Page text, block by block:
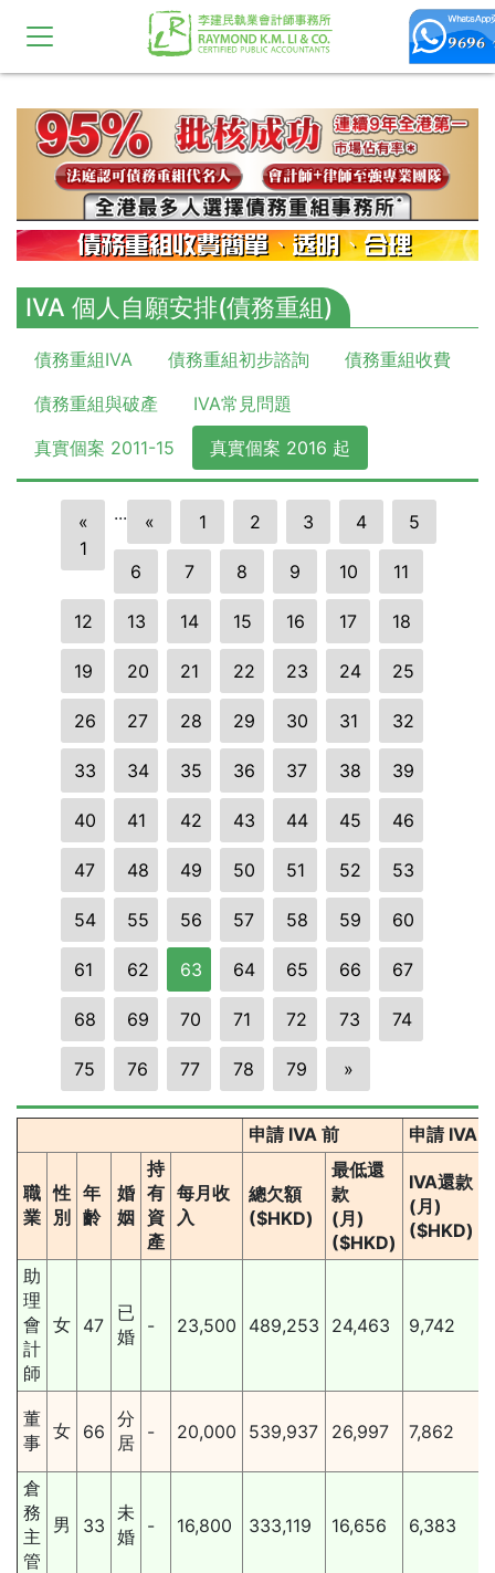
10,11,12,13,14,15,16,17,18,19,20
IVA 個人自願安排(債務重組)
債務重組IVA 債務重組初步諮詢
債務重組收費
債務重組與破產
IVA常見問題
真實個案 2011-15
真實個案 2016 起
«
1
... « 1 2 3 4 5
6 7 8 9 10 11
12 13 14 15 16 17 18
19 20 21 22 23 24 25
26 27 28 29 30 31 32
33 34 35 36 37 38 39
40 41 42 43 44 45 46
47 48 49 50 51 52 53
54 55 56 57 58 59 60
61 62 63 64 65 66 67
68 69 70 71 72 73 74
75 76 77 78 79 »
申請 IVA 前 申請 IVA
職
業
性
別
年
齡
婚
姻
持
有
資
產
每月收
入
總欠額
($HKD)
最低還
款
(月)
($HKD)
IVA還款
(月)
($HKD)
助
理
會
計
師
女 47
已
婚
- 23,500 489,253 24,463 9,742
董
事
女 66
分
居
- 20,000 539,937 26,997 7,862
倉
務
主
管
男 33
未
婚
- 16,800 333,119 16,656 6,383